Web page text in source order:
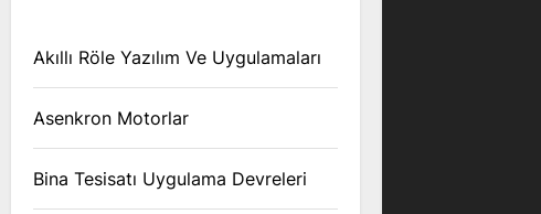
Akıllı Röle Yazılım Ve Uygulamaları
Asenkron Motorlar
Bina Tesisatı Uygulama Devreleri